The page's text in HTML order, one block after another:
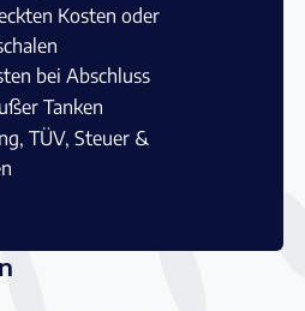
Kosten oder
bei Abschluss
Tanken
TÜV, Steuer &